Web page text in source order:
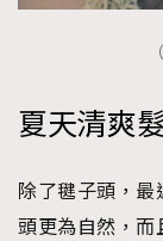
夏天清爽
除了毽子頭，
頭更為自然，而